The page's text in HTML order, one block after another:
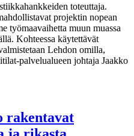
toteuttaja.
projektin nopean
työmaavaihetta muun muassa
Kohteessa käytettävät
Lehdon omilla,
palvelualueen johtaja Jaakko
rakentavat